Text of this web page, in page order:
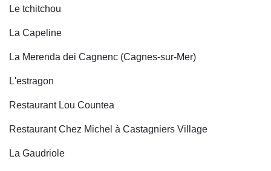
Le tchitchou
La Capeline
La Merenda dei Cagnenc (Cagnes-sur-Mer)
L'estragon
Restaurant Lou Countea
Restaurant Chez Michel à Castagniers Village
La Gaudriole